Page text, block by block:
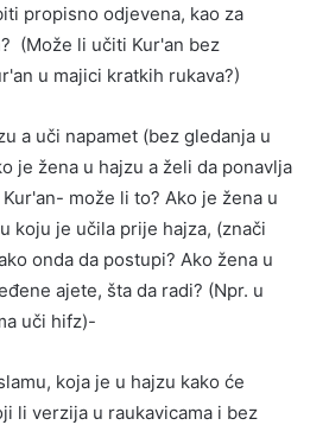
propisno odjevena, kao za
(Može li učiti Kur'an bez
u majici kratkih rukava?)
a uči napamet (bez gledanja u
je žena u hajzu a želi da ponavlja
može li to? Ako je žena u
koju je učila prije hajza, (znači
onda da postupi? Ako žena u
ajete, šta da radi? (Npr. u
uči hifz)-
koja je u hajzu kako će
li verzija u raukavicama i bez